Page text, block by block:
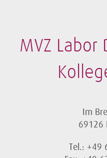
MVZ Labor
Im
69126
Tel.: +49